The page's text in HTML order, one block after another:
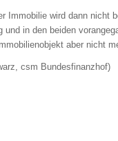
Immobilie wird dann nicht
und in den beiden
aber nicht
csm Bundesfinanzhof)